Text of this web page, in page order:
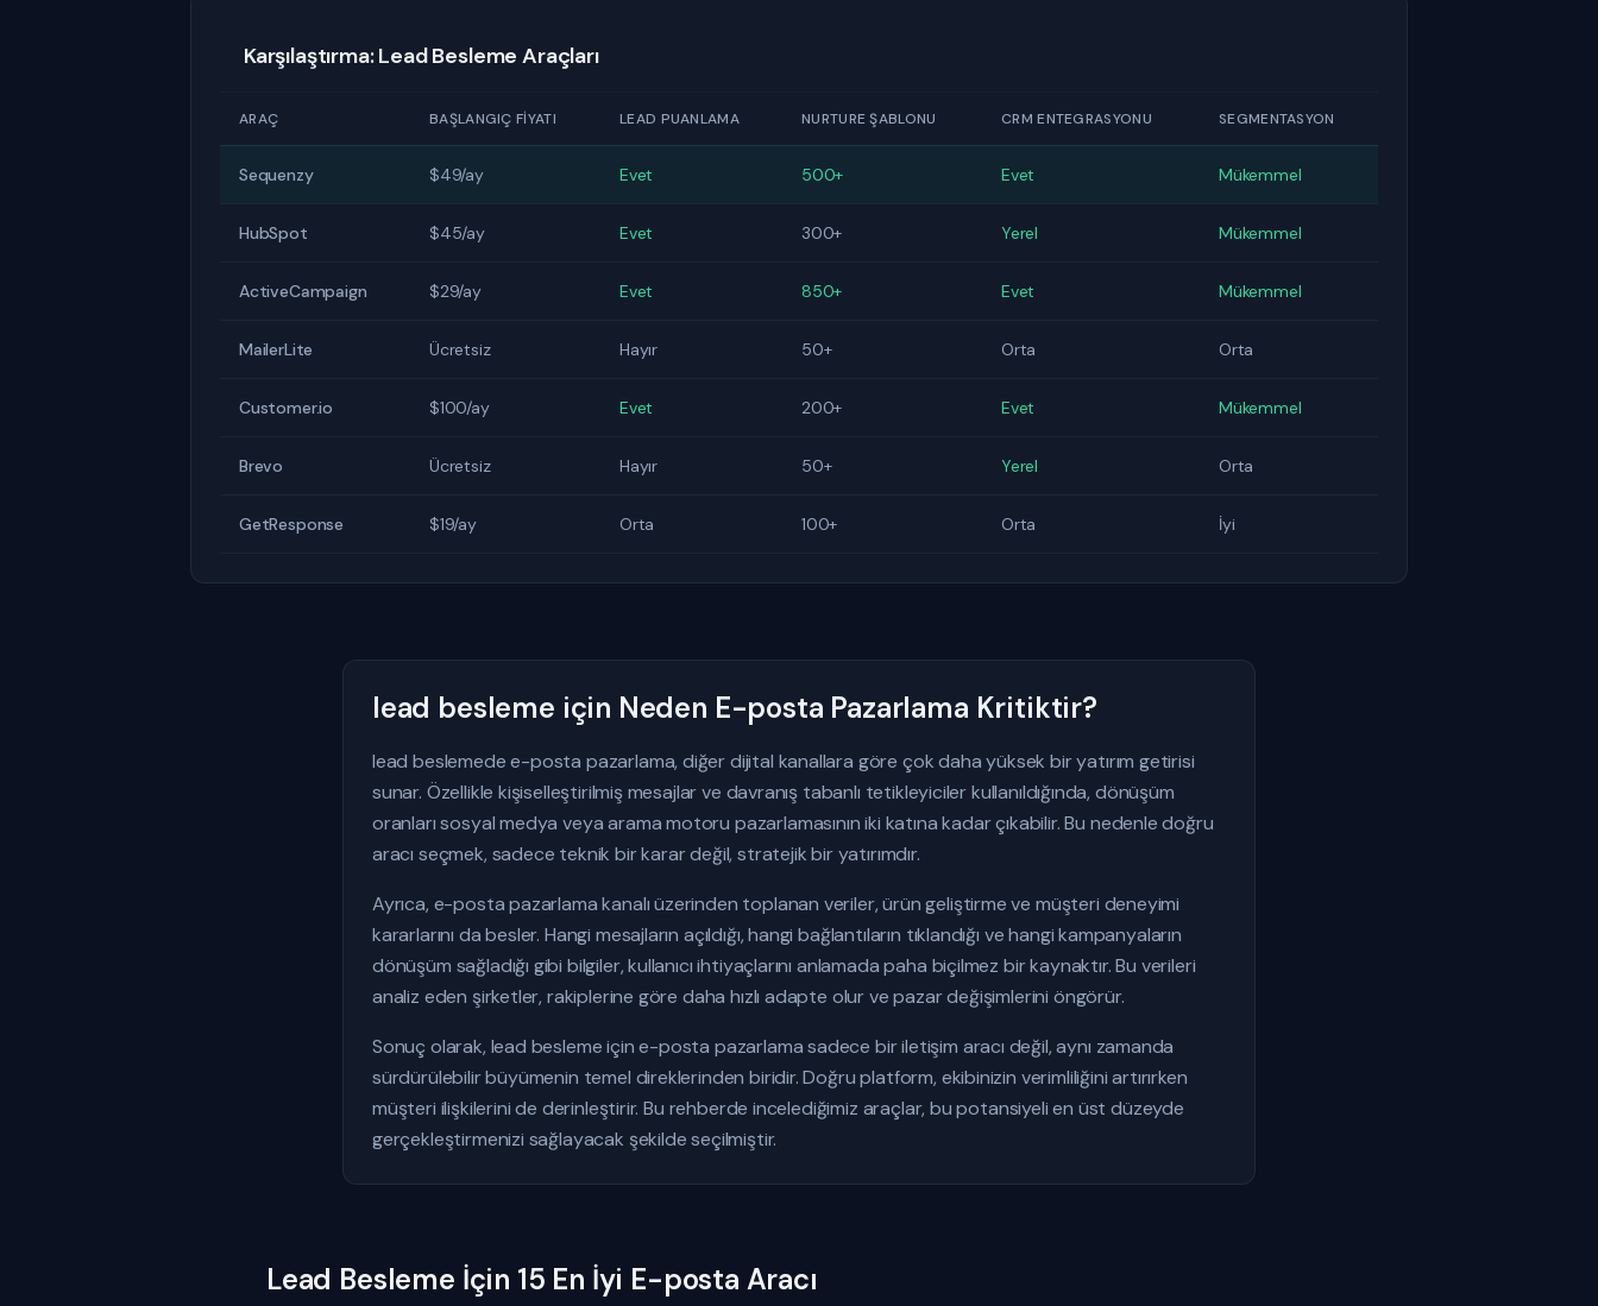
Karşılaştırma: Lead Besleme Araçları
ARAÇ BAŞLANGIÇ FIYATI LEAD PUANLAMA NURTURE ŞABLONU CRM ENTEGRASYONU SEGMENTASYON
Sequenzy $49/ay Evet 500+ Evet Mükemmel
HubSpot $45/ay Evet 300+ Yerel Mükemmel
ActiveCampaign $29/ay Evet 850+ Evet Mükemmel
MailerLite Ücretsiz Hayır 50+ Orta Orta
Customer.io $100/ay Evet 200+ Evet Mükemmel
Brevo Ücretsiz Hayır 50+ Yerel Orta
GetResponse $19/ay Orta 100+ Orta İyi
lead besleme için Neden E-posta Pazarlama Kritiktir?
lead beslemede e-posta pazarlama, diğer dijital kanallara göre çok daha yüksek bir yatırım getirisi
sunar. Özellikle kişiselleştirilmiş mesajlar ve davranış tabanlı tetikleyiciler kullanıldığında, dönüşüm
oranları sosyal medya veya arama motoru pazarlamasının iki katına kadar çıkabilir. Bu nedenle doğru
aracı seçmek, sadece teknik bir karar değil, stratejik bir yatırımdır.
Ayrıca, e-posta pazarlama kanalı üzerinden toplanan veriler, ürün geliştirme ve müşteri deneyimi
kararlarını da besler. Hangi mesajların açıldığı, hangi bağlantıların tıklandığı ve hangi kampanyaların
dönüşüm sağladığı gibi bilgiler, kullanıcı ihtiyaçlarını anlamada paha biçilmez bir kaynaktır. Bu verileri
analiz eden şirketler, rakiplerine göre daha hızlı adapte olur ve pazar değişimlerini öngörür.
Sonuç olarak, lead besleme için e-posta pazarlama sadece bir iletişim aracı değil, aynı zamanda
sürdürülebilir büyümenin temel direklerinden biridir. Doğru platform, ekibinizin verimliliğini artırırken
müşteri ilişkilerini de derinleştirir. Bu rehberde incelediğimiz araçlar, bu potansiyeli en üst düzeyde
gerçekleştirmenizi sağlayacak şekilde seçilmiştir.
Lead Besleme İçin 15 En İyi E-posta Aracı